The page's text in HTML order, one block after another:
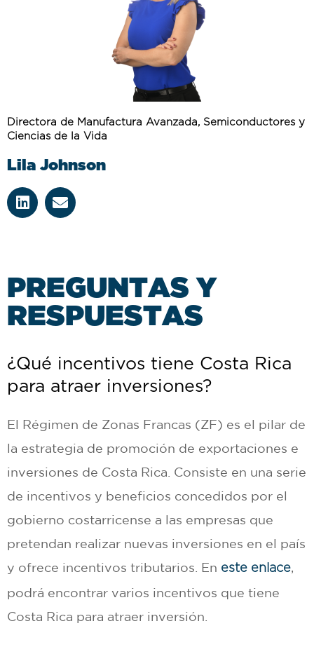
Directora de Manufactura Avanzada, Semiconductores y
Ciencias de la Vida
Lila Johnson
P R EGU N TAS Y
R ES PU ESTAS
¿Qué incentivos tiene Costa Rica
para atraer inversiones?
El Régimen de Zonas Francas (ZF) es el pilar de
la estrategia de promoción de exportaciones e
inversiones de Costa Rica. Consiste en una serie
de incentivos y beneficios concedidos por el
gobierno costarricense a las empresas que
pretendan realizar nuevas inversiones en el país
y ofrece incentivos tributarios. En este enlace
podrá encontrar varios incentivos que tiene
Costa Rica para atraer inversión.